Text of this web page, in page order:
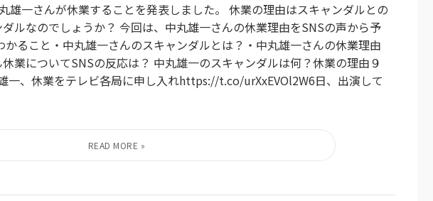
雄一さんが休業することを発表しました。 休業の理由はスキャンダルとの
ルなのでしょうか？ 今回は、中丸雄一さんの休業理由をSNSの声から予
ること・中丸雄一さんのスキャンダルとは？・中丸雄一さんの休業理由
業についてSNSの反応は？ 中丸雄一のスキャンダルは何？休業の理由９
一、休業をテレビ各局に申し入れhttps://t.co/urXxEVOl2W6日、出演して